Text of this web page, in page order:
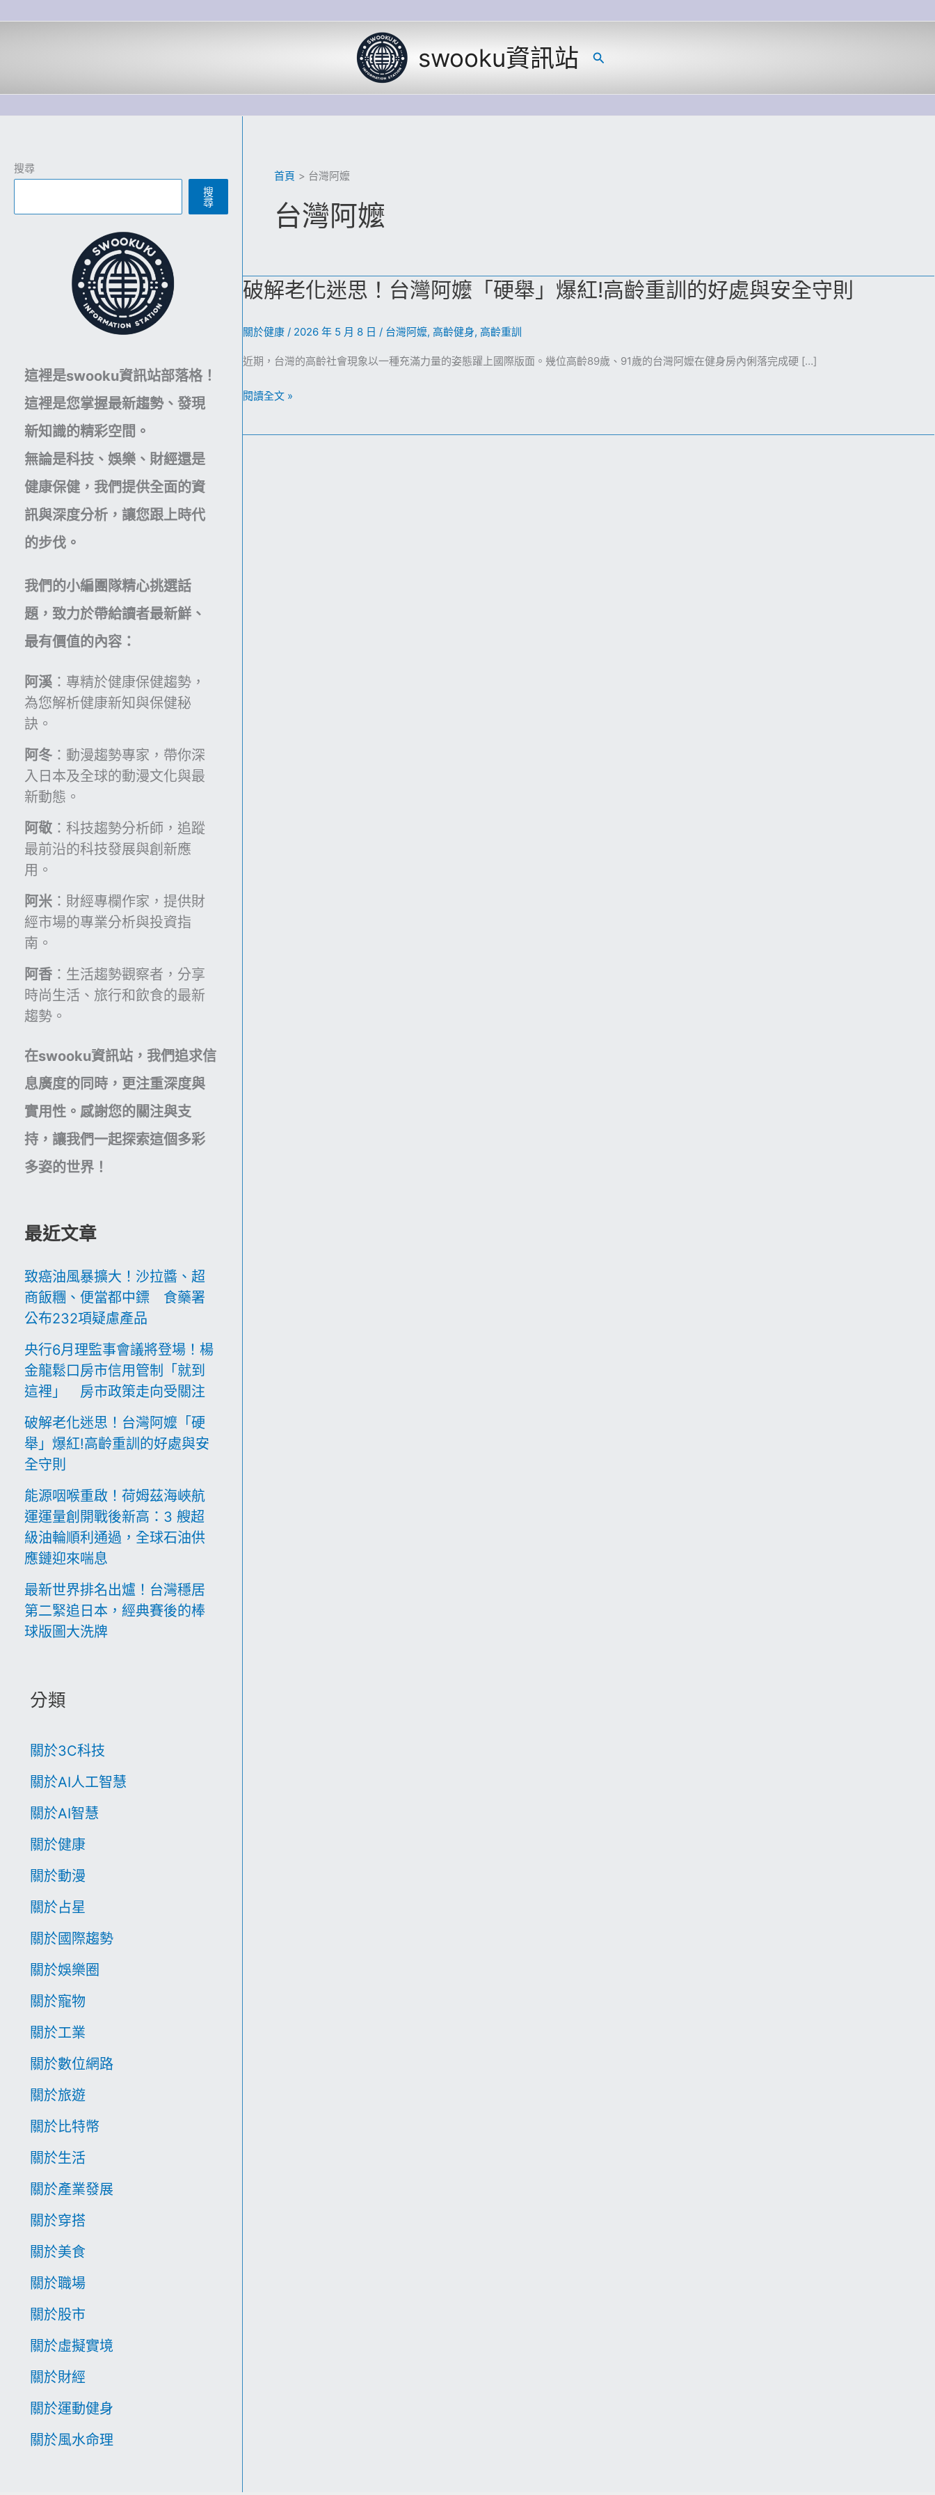
swooku資訊站
搜
搜尋
搜
尋
這裡是swooku資訊站部落格！
這裡是您掌握最新趨勢、發現
新知識的精彩空間。
無論是科技、娛樂、財經還是
健康保健，我們提供全面的資
訊與深度分析，讓您跟上時代
的步伐。
我們的小編團隊精心挑選話
題，致力於帶給讀者最新鮮、
最有價值的內容：
阿溪 ：專精於健康保健趨勢，
為您解析健康新知與保健秘
訣。
阿冬 ：動漫趨勢專家，帶你深
入日本及全球的動漫文化與最
新動態。
阿敬 ：科技趨勢分析師，追蹤
最前沿的科技發展與創新應
用。
阿米 ：財經專欄作家，提供財
經市場的專業分析與投資指
南。
阿香 ：生活趨勢觀察者，分享
時尚生活、旅行和飲食的最新
趨勢。
在swooku資訊站，我們追求信
息廣度的同時，更注重深度與
實用性。感謝您的關注與支
持，讓我們一起探索這個多彩
多姿的世界！
最近文章
致癌油風暴擴大！沙拉醬、超
商飯糰、便當都中鏢 食藥署
公布232項疑慮產品
央行6月理監事會議將登場！楊
金龍鬆口房市信用管制「就到
這裡」 房市政策走向受關注
破解老化迷思！台灣阿嬤「硬
舉」爆紅!高齡重訓的好處與安
全守則
能源咽喉重啟！荷姆茲海峽航
運運量創開戰後新高：3 艘超
級油輪順利通過，全球石油供
應鏈迎來喘息
最新世界排名出爐！台灣穩居
第二緊追日本，經典賽後的棒
球版圖大洗牌
分類
關於3C科技
關於AI人工智慧
關於AI智慧
關於健康
關於動漫
關於占星
關於國際趨勢
關於娛樂圈
關於寵物
關於工業
關於數位網路
關於旅遊
關於比特幣
關於生活
關於產業發展
關於穿搭
關於美食
關於職場
關於股市
關於虛擬實境
關於財經
關於運動健身
關於風水命理
首頁 台灣阿嬤
台灣阿嬤
破解老化迷思！台灣阿嬤「硬舉」爆紅!高齡重訓的好處與安全守則
關於健康 / 2026 年 5 月 8 日 / 台灣阿嬤,高齡健身,高齡重訓
近期，台灣的高齡社會現象以一種充滿力量的姿態躍上國際版面。幾位高齡89歲、91歲的台灣阿嬤在健身房內俐落完成硬 […]
破
老
閱讀全文 »